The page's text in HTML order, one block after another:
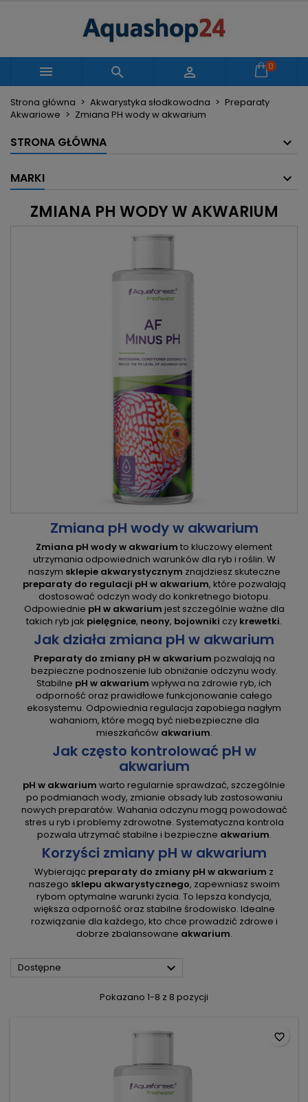
   0
Strona główna Akwarystyka słodkowodna
Preparaty
Akwariowe
Zmiana PH wody w akwarium
STRONA GŁÓWNA
MARKI
ZMIANA PH WODY W AKWARIUM
Zmiana pH wody w akwarium
Zmiana pH wody w akwarium to kluczowy element
utrzymania odpowiednich warunków dla ryb i roślin. W
naszym sklepie akwarystycznym znajdziesz skuteczne
preparaty do regulacji pH w akwarium, które pozwalają
dostosować odczyn wody do konkretnego biotopu.
Odpowiednie pH w akwarium jest szczególnie ważne dla
takich ryb jak pielęgnice, neony, bojowniki czy krewetki.
Jak działa zmiana pH w akwarium
Preparaty do zmiany pH w akwarium pozwalają na
bezpieczne podnoszenie lub obniżanie odczynu wody.
Stabilne pH w akwarium wpływa na zdrowie ryb, ich
odporność oraz prawidłowe funkcjonowanie całego
ekosystemu. Odpowiednia regulacja zapobiega nagłym
wahaniom, które mogą być niebezpieczne dla
mieszkańców akwarium.
Jak często kontrolować pH w
akwarium
pH w akwarium warto regularnie sprawdzać, szczególnie
po podmianach wody, zmianie obsady lub zastosowaniu
nowych preparatów. Wahania odczynu mogą powodować
stres u ryb i problemy zdrowotne. Systematyczna kontrola
pozwala utrzymać stabilne i bezpieczne akwarium.
Korzyści zmiany pH w akwarium
Wybierając preparaty do zmiany pH w akwarium z
naszego sklepu akwarystycznego, zapewniasz swoim
rybom optymalne warunki życia. To lepsza kondycja,
większa odporność oraz stabilne środowisko. Idealne
rozwiązanie dla każdego, kto chce prowadzić zdrowe i
dobrze zbalansowane akwarium.
Dostępne 
Pokazano 1-8 z 8 pozycji
favorite_border
Moje listy życzeń
add_circle_outline Utwórz nową listę
((modalTitle))
((confirmMessage))
((cancelText)) ((modalDeleteText))
Utwórz listę życzeń
Nazwa listy życzeń
Zaloguj się
Musisz być zalogowany by zapisać produkty na
swojej liście życzeń.
Anuluj